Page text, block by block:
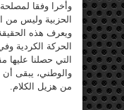
وأخرا وفقا لمصلحة
الحزبية وليس
ويعرف هذه
الحركة الكردية
التي حصلنا عليها
والوطني، يبقى أن
من هزيل الكلام.